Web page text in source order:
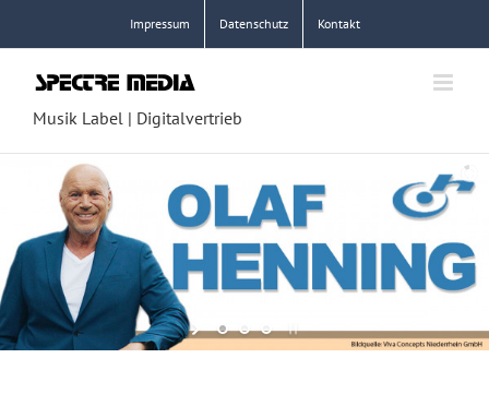
springen
Impressum Datenschutz Kontakt
Musik Label | Digitalvertrieb